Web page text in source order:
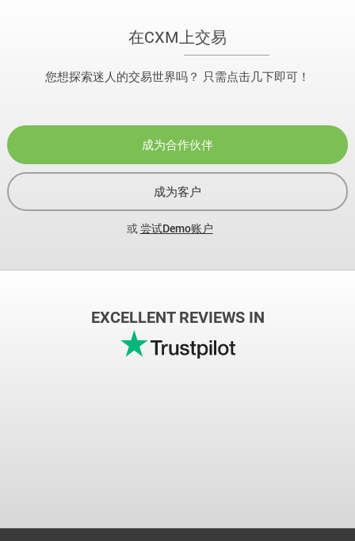
在CXM上交易
您想探索迷人的交易世界吗？ 只需点击几下即可！
成为合作伙伴
成为客户
或尝试Demo账户
EXCELLENT REVIEWS IN